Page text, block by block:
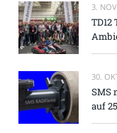
3.
30.
SMS
auf